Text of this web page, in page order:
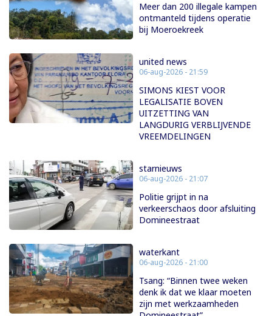
Meer dan 200 illegale kampen
ontmanteld tijdens operatie
bij Moeroekreek
united news
06-aug-2026 - 21:59
SIMONS KIEST VOOR
LEGALISATIE BOVEN
UITZETTING VAN
LANGDURIG VERBLIJVENDE
VREEMDELINGEN
starnieuws
06-aug-2026 - 21:07
Politie grijpt in na
verkeerschaos door afsluiting
Domineestraat
waterkant
06-aug-2026 - 21:00
Tsang: “Binnen twee weken
denk ik dat we klaar moeten
zijn met werkzaamheden